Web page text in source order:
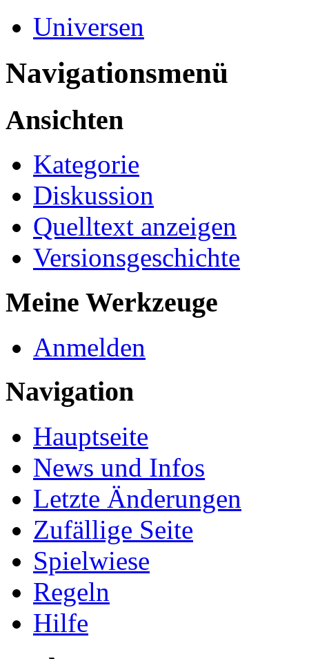
Universen
Navigationsmenü
Ansichten
Kategorie
Diskussion
Quelltext anzeigen
Versionsgeschichte
Meine Werkzeuge
Anmelden
Navigation
Hauptseite
News und Infos
Letzte Änderungen
Zufällige Seite
Spielwiese
Regeln
Hilfe